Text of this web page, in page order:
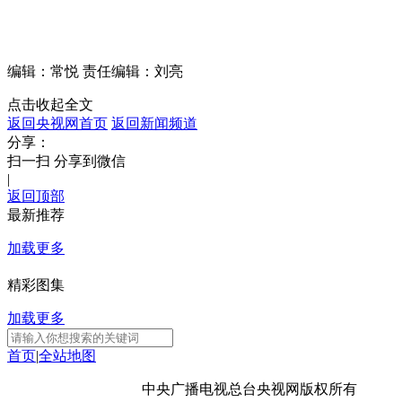
编辑：常悦 责任编辑：刘亮
点击收起全文
返回央视网首页 返回新闻频道
分享：
扫一扫 分享到微信
|
返回顶部
最新推荐
加载更多
精彩图集
加载更多
首页|全站地图
中央广播电视总台央视网 版权所有